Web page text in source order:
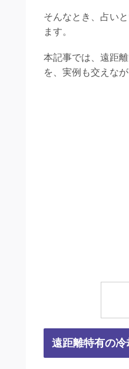
そんなとき、占い
ます。
本記事では、遠距
を、実例も交えな
遠距離特有の冷